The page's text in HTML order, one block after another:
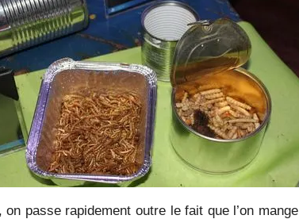
on passe rapidement outre le fait que l’on